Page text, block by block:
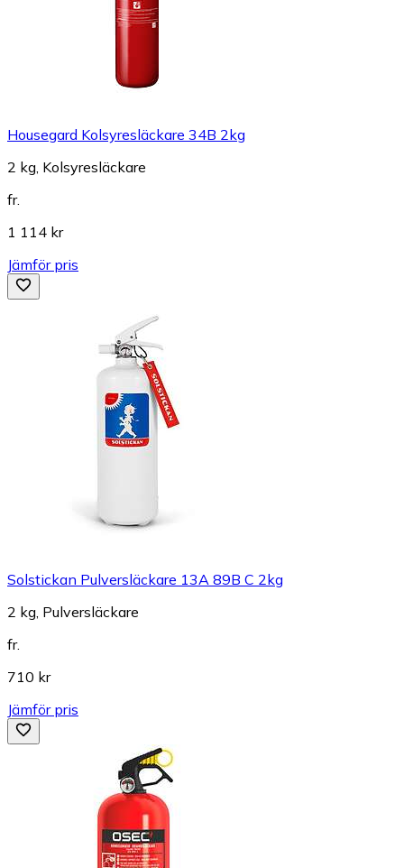
Housegard Kolsyresläckare 34B 2kg
2 kg, Kolsyresläckare
fr.
1 114 kr
Jämför pris
Solstickan Pulversläckare 13A 89B C 2kg
2 kg, Pulversläckare
fr.
710 kr
Jämför pris